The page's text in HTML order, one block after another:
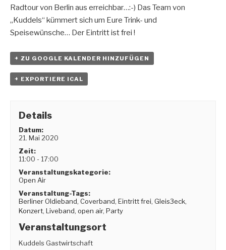
Radtour von Berlin aus erreichbar…:-) Das Team von
„Kuddels“ kümmert sich um Eure Trink- und
Speisewünsche… Der Eintritt ist frei !
+ ZU GOOGLE KALENDER HINZUFÜGEN
+ EXPORTIERE ICAL
Details
Datum:
21. Mai 2020
Zeit:
11:00 - 17:00
Veranstaltungskategorie:
Open Air
Veranstaltung-Tags:
Berliner Oldieband,Coverband,Eintritt frei,Gleis3eck,
Konzert,Liveband,open air,Party
Veranstaltungsort
Kuddels Gastwirtschaft